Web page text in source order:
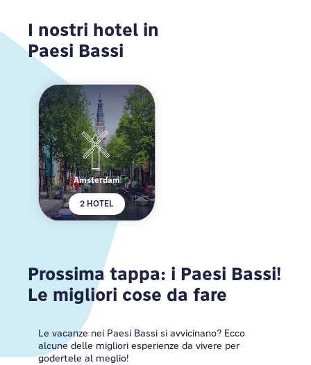
I nostri hotel in
Paesi ­Bassi
Amsterdam
2 HOTEL
Prossima tappa: i Paesi Bassi!
Le migliori cose da fare
Le vacanze nei Paesi Bassi si avvicinano? Ecco
alcune delle migliori esperienze da vivere per
godertele al meglio!